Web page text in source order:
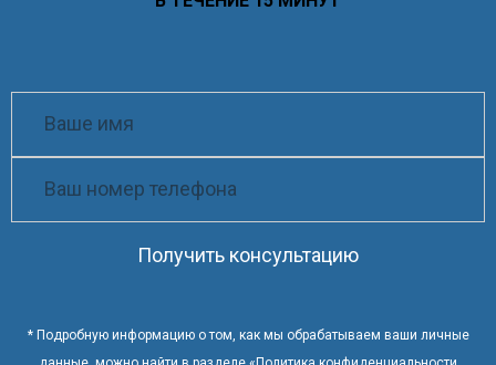
Получить консультацию
* Подробную информацию о том, как мы обрабатываем ваши личные